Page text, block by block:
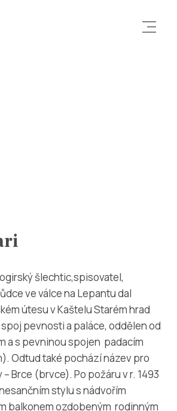
+385 21 227 933
šlechtic,spisovatel,
ve válce na Lepantu dal
útesu v Kaštelu Starém hrad
spoj pevnosti a paláce, oddělen od
a s pevninou spojen padacím
Odtud také pochází název pro
Brce (brvce). Po požáru v r. 1493
stylu s nádvořím
balkonem ozdobeným rodinným